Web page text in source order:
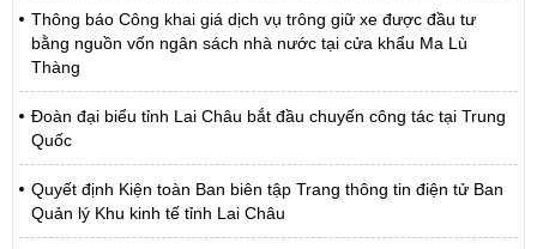
Thông báo Công khai giá dịch vụ trông giữ xe được đầu tư
bằng nguồn vốn ngân sách nhà nước tại cửa khẩu Ma Lù
Thàng
Đoàn đại biểu tỉnh Lai Châu bắt đầu chuyến công tác tại Trung
Quốc
Quyết định Kiện toàn Ban biên tập Trang thông tin điện tử Ban
Quản lý Khu kinh tế tỉnh Lai Châu